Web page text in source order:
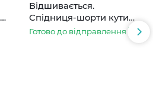
Відшивається.
Спідниця-шорти кутик
сіра в смужку
Готово до відправлення